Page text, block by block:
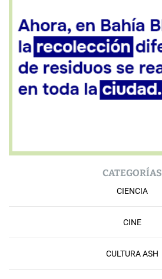
CATEGORÍAS
CIENCIA
CINE
CULTURA ASH